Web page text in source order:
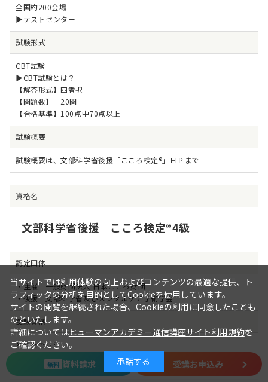
全国約200会場
▶テストセンター
試験形式
CBT試験
▶CBT試験とは？
【解答形式】四者択一
【問題数】 20問
【合格基準】100点中70点以上
試験概要
試験概要は、文部科学省後援「こころ検定®」ＨＰ まで
資格名
文部科学省後援 こころ検定®4級
認定団体
・主催 一般財団法人 日本こころ財団
・後援 文部科学省及びメンタルケア学術学会
受験資格
どなたでも可
試験日程無料 資料請求 受講お申込み
当サイトでは利用体験の向上およびコンテンツの最適な提供、ト
ラフィックの分析を目的としてCookieを使用しています。
サイトの閲覧を継続された場合、Cookieの利用に同意したことも
のといたします。
詳細についてはヒューマンアカデミー通信講座サイト利用規約を
ご確認ください。
承諾する